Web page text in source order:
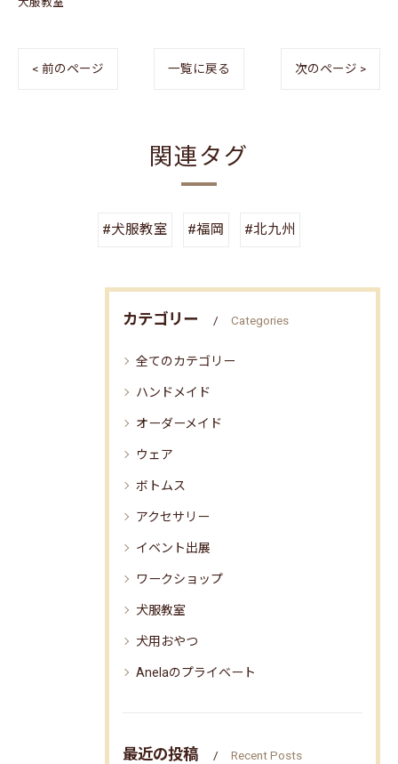
< 前のページ 一覧に戻る 次のページ >
関連タグ
#犬服教室 #福岡 #北九州
カテゴリー Categories
全てのカテゴリー
ハンドメイド
オーダーメイド
ウェア
ボトムス
アクセサリー
イベント出展
ワークショップ
犬服教室
犬用おやつ
Anelaのプライベート
最近の投稿 Recent Posts